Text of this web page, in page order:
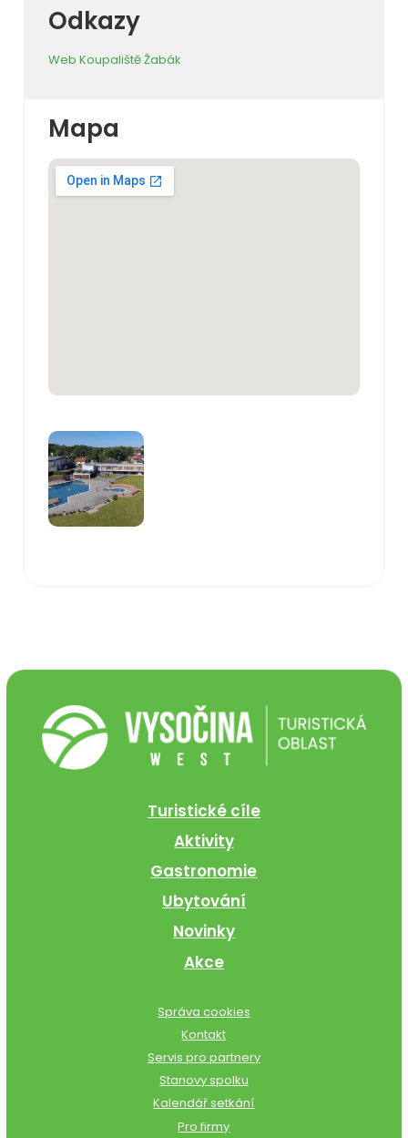
Odkazy
Web Koupaliště Žabák
Mapa
Turistické cíle
Aktivity
Gastronomie
Ubytování
Novinky
Akce
Správa cookies
Kontakt
Servis pro partnery
Stanovy spolku
Kalendář setkání
Pro firmy